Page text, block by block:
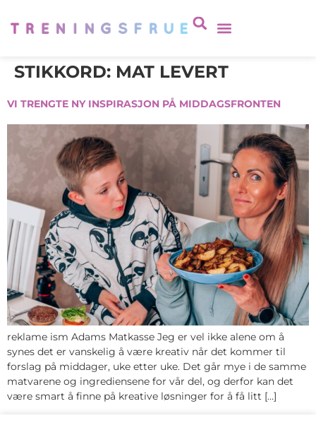
STIKKORD: MAT LEVERT
VI TRENGTE NY INSPIRASJON PÅ MIDDAGSFRONTEN
reklame ism Adams Matkasse Jeg er vel ikke alene om å
synes det er vanskelig å være kreativ når det kommer til
forslag på middager, uke etter uke. Det går mye i de samme
matvarene og ingrediensene for vår del, og derfor kan det
være smart å finne på kreative løsninger for å få litt […]